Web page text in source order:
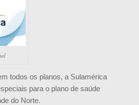
todos os planos, a Sulamérica
para o plano de saúde
do Norte.